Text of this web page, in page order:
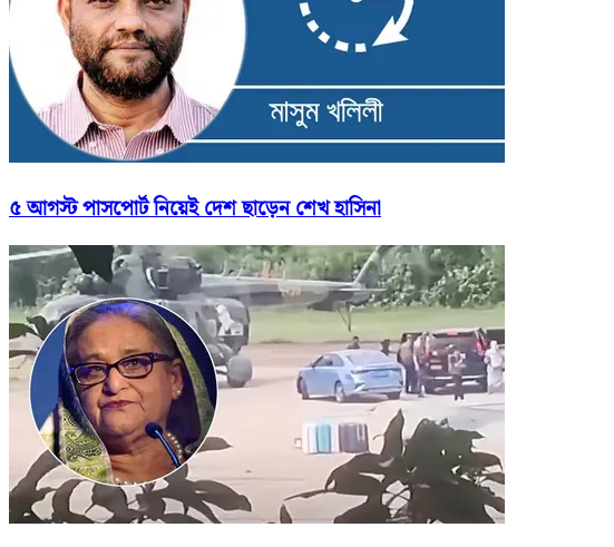
৫ আগস্ট পাসপোর্ট নিয়েই দেশ ছাড়েন শেখ হাসিনা